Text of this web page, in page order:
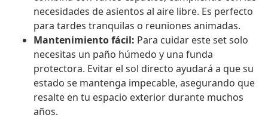
necesidades de asientos al aire libre. Es perfecto
para tardes tranquilas o reuniones animadas.
Mantenimiento fácil: Para cuidar este set solo
necesitas un paño húmedo y una funda
protectora. Evitar el sol directo ayudará a que su
estado se mantenga impecable, asegurando que
resalte en tu espacio exterior durante muchos
años.